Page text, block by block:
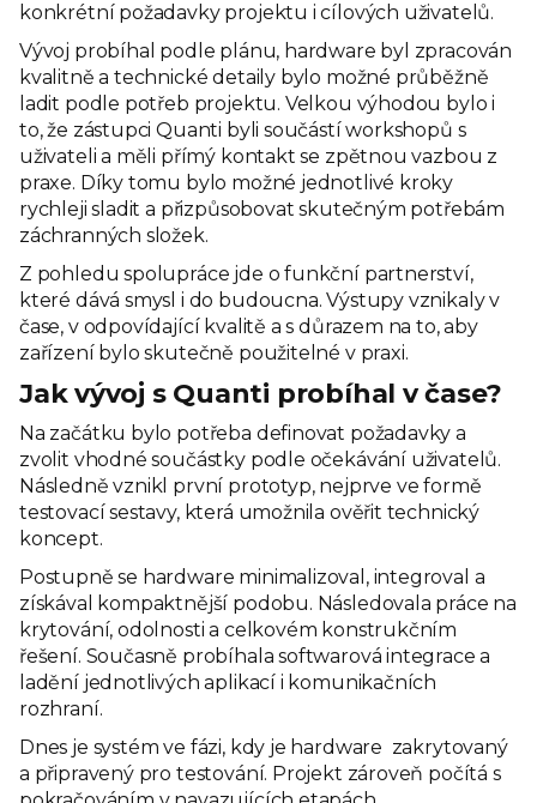
konkrétní požadavky projektu i cílových uživatelů.
Vývoj probíhal podle plánu, hardware byl zpracován
kvalitně a technické detaily bylo možné průběžně
ladit podle potřeb projektu. Velkou výhodou bylo i
to, že zástupci Quanti byli součástí workshopů s
uživateli a měli přímý kontakt se zpětnou vazbou z
praxe. Díky tomu bylo možné jednotlivé kroky
rychleji sladit a přizpůsobovat skutečným potřebám
záchranných složek.
Z pohledu spolupráce jde o funkční partnerství,
které dává smysl i do budoucna. Výstupy vznikaly v
čase, v odpovídající kvalitě a s důrazem na to, aby
zařízení bylo skutečně použitelné v praxi.
Jak vývoj s Quanti probíhal v čase?
Na začátku bylo potřeba definovat požadavky a
zvolit vhodné součástky podle očekávání uživatelů.
Následně vznikl první prototyp, nejprve ve formě
testovací sestavy, která umožnila ověřit technický
koncept.
Postupně se hardware minimalizoval, integroval a
získával kompaktnější podobu. Následovala práce na
krytování, odolnosti a celkovém konstrukčním
řešení. Současně probíhala softwarová integrace a
ladění jednotlivých aplikací i komunikačních
rozhraní.
Dnes je systém ve fázi, kdy je hardware zakrytovaný
a připravený pro testování. Projekt zároveň počítá s